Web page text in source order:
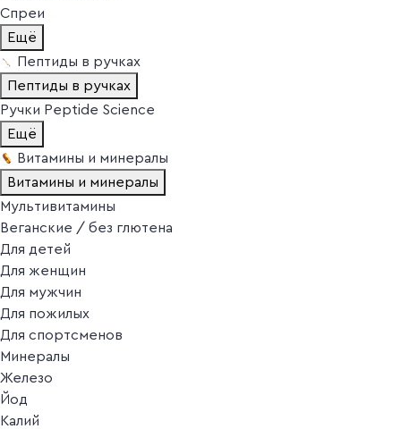
Спреи
Ещё
Пептиды в ручках
Пептиды в ручках
Ручки Peptide Science
Ещё
Витамины и минералы
Витамины и минералы
Мультивитамины
Веганские / без глютена
Для детей
Для женщин
Для мужчин
Для пожилых
Для спортсменов
Минералы
Железо
Йод
Калий